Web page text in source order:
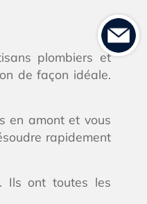
plombiers et
de façon idéale.
en amont et vous
rapidement
Ils ont toutes les